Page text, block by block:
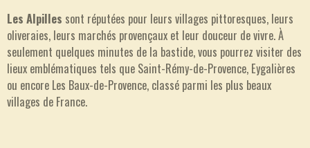
Les Alpilles sont réputées pour leurs villages pittoresques, leurs
oliveraies, leurs marchés provençaux et leur douceur de vivre. À
seulement quelques minutes de la bastide, vous pourrez visiter des
lieux emblématiques tels que Saint-Rémy-de-Provence, Eygalières
ou encore Les Baux-de-Provence, classé parmi les plus beaux
villages de France.